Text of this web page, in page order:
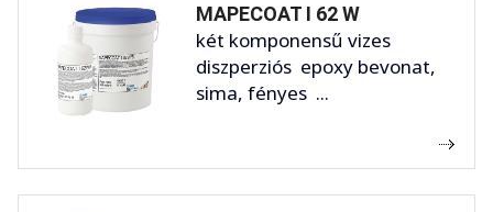
MAPECOAT I 62 W
két komponensű vizes
diszperziós epoxy bevonat,
sima, fényes ...